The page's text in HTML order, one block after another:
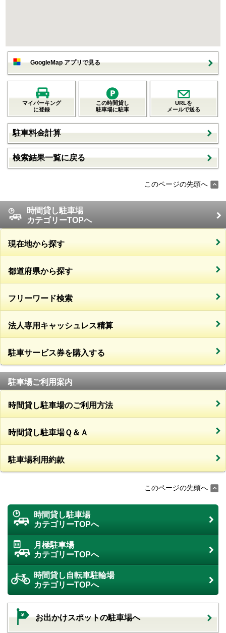
GoogleMap アプリで見る
マイパーキング
に登録
この時間貸し
駐車場に駐車
URLを
メールで送る
駐車料金計算
検索結果一覧に戻る
このページの先頭へ
時間貸し駐車場
カテゴリーTOPへ
現在地から探す
都道府県から探す
フリーワード検索
法人専用キャッシュレス精算
駐車サービス券を購入する
駐車場ご利用案内
時間貸し駐車場のご利用方法
時間貸し駐車場Ｑ＆Ａ
駐車場利用約款
このページの先頭へ
時間貸し駐車場
カテゴリーTOPへ
月極駐車場
カテゴリーTOPへ
時間貸し自転車駐輪場
カテゴリーTOPへ
お出かけスポットの駐車場へ